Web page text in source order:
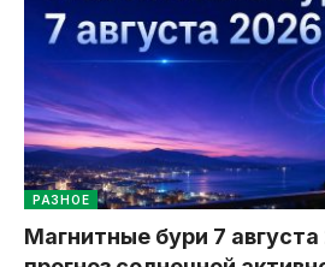
РАЗНОЕ
Магнитные бури 7